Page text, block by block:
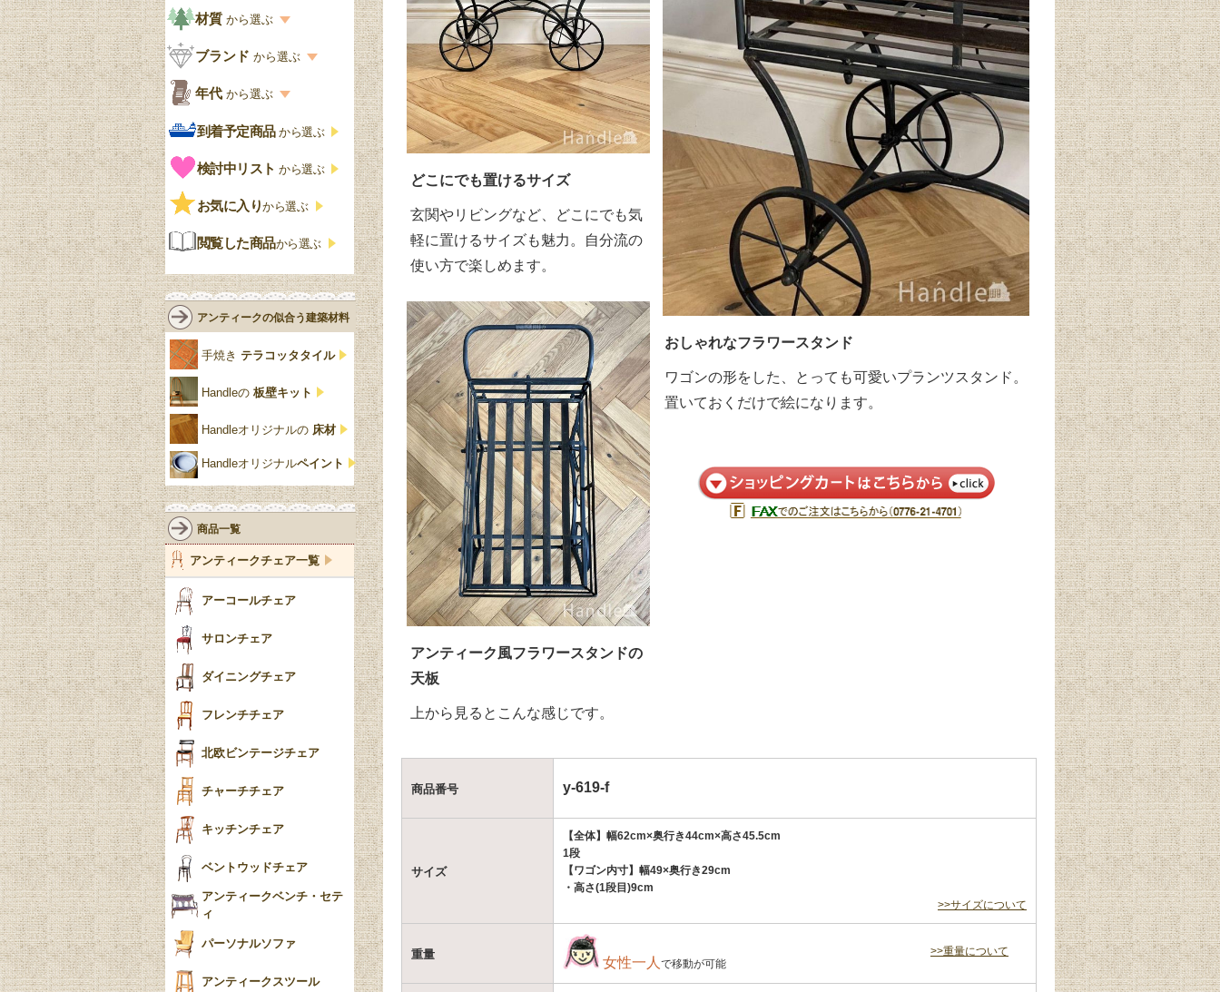
どこにでも置けるサイズ
玄関やリビングなど、どこにでも気
軽に置けるサイズも魅力。自分流の
使い方で楽しめます。
アンティーク風フラワースタンドの
天板
上から見るとこんな感じです。
おしゃれなフラワースタンド
ワゴンの形をした、とっても可愛いプランツスタンド。
置いておくだけで絵になります。
商品番号 y-619-f
サイズ
【全体】幅62cm×奥行き44cm×高さ45.5cm
1段
【ワゴン内寸】幅49×奥行き29cm
・高さ(1段目)9cm
>>サイズについて
重量
女性一人 で移動が可能
>>重量について
木製ワゴン
ェア
洋服タンス
チェストおしゃれ
クローゼット
鏡台
花台
仏壇おしゃれ
靴箱収納
スリッパ収納
壁掛け家具
パーテーション・間
仕切り
ガーデンファニチャ
ー
ミラー
花瓶おしゃれ
式
エリザベス様式
ジャコビアン
ロココ様式
ミッドセンチュリー
アールデコ
アップルパイ色
白・ホワイト
黒・ブラック
象嵌・マーケットリー
寄木・パーケットリー
模様の一覧
ペディメント
コーニス
グ
ストラップワーク
雷文
ビーディング
リネンフォールド
ルネット
アカンサス
パイクラスト
脚のモチーフ一覧
ターニングレッグ
バルボスレッグ
ボビンターニング
ツイスト
トライポッド
バラスター
陶磁器の模様一覧
材質 から選ぶ
材質の一覧
オーク材
マホガニー
ローズウッド材
サテンウッド材
ブランド から選ぶ
ブランド一覧
Handleオリジナル
ウィリアムモリス
ロイドルーム
コントワールドファミー
ユ
ジェニファーテイラー
チェスターフィールド
リリパットレーン
アングルポイズ
ウォーカー＆ホール
年代 から選ぶ
年代別の一覧
アンティーク
ビンテージ
到着予定商品から選ぶ
検討中リスト から選ぶ
お気に入りから選ぶ
閲覧した商品から選ぶ
アンティークの似合う建築材料
手焼き テラコッタタイル
Handleの 板壁キット
Handleオリジナルの 床材
Handleオリジナルペイント
商品一覧
アンティークチェア一覧
アーコールチェア
サロンチェア
ダイニングチェア
フレンチチェア
北欧ビンテージチェア
チャーチチェア
キッチンチェア
ベントウッドチェア
アンティークベンチ・セテ
ィ
パーソナルソファ
アンティークスツール